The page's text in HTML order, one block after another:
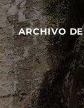
ARCHIVO